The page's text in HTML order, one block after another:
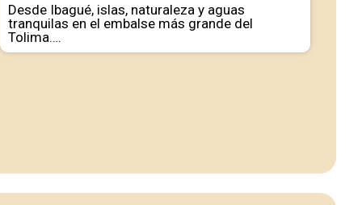
Desde Ibagué, islas, naturaleza y aguas
tranquilas en el embalse más grande del
Tolima….